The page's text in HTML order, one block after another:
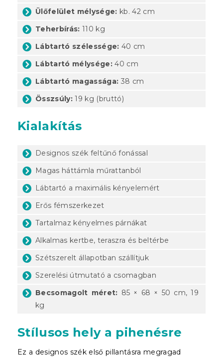
Ülőfelület mélysége: kb. 42 cm
Teherbírás: 110 kg
Lábtartó szélessége: 40 cm
Lábtartó mélysége: 40 cm
Lábtartó magassága: 38 cm
Összsúly: 19 kg (bruttó)
Kialakítás
Designos szék feltűnő fonással
Magas háttámla műrattanból
Lábtartó a maximális kényelemért
Erős fémszerkezet
Tartalmaz kényelmes párnákat
Alkalmas kertbe, teraszra és beltérbe
Szétszerelt állapotban szállítjuk
Szerelési útmutató a csomagban
Becsomagolt méret: 85 × 68 × 50 cm, 19
kg
Stílusos hely a pihenésre
Ez a designos szék első pillantásra megragad